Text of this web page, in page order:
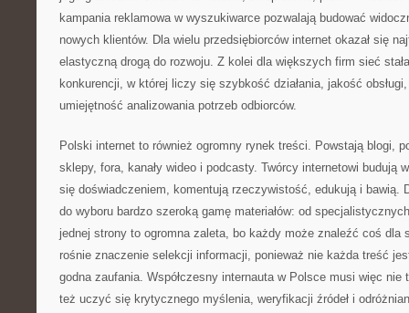
kampania reklamowa w wyszukiwarce pozwalają budować
nowych klientów. Dla wielu przedsiębiorców internet okazał się
elastyczną drogą do rozwoju. Z kolei dla większych firm sieć
konkurencji, w której liczy się szybkość działania, jakość
umiejętność analizowania potrzeb odbiorców.
Polski internet to również ogromny rynek treści. Powstają blogi,
sklepy, fora, kanały wideo i podcasty. Twórcy internetowi budują
się doświadczeniem, komentują rzeczywistość, edukują i bawią.
do wyboru bardzo szeroką gamę materiałów: od
jednej strony to ogromna zaleta, bo każdy może znaleźć coś dla
rośnie znaczenie selekcji informacji, ponieważ nie każda treść
godna zaufania. Współczesny internauta w Polsce musi więc
też uczyć się krytycznego myślenia, weryfikacji źródeł i